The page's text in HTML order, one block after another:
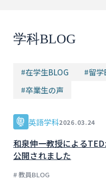
学科BLOG
#在学生BLOG #留学
#卒業生の声
英語学科2026.03.24
和泉伸一教授による
公開されました
# 教員BLOG